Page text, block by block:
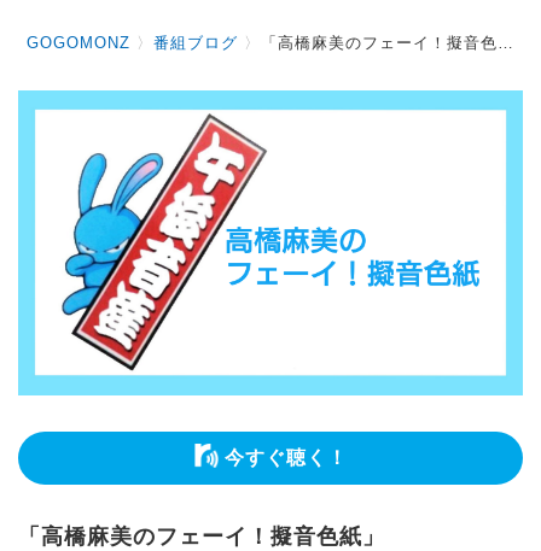
GOGOMONZ 〉番組ブログ 〉 「高橋麻美のフェーイ！擬音色紙」
今すぐ聴く！
「高橋麻美のフェーイ！擬音色紙」